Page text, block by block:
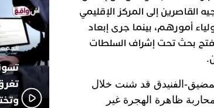
القاصرين إلى المركز الإقليمي
أمورهم، بينما جرى إبعاد
فتح بحث تحت إشراف السلطات
الفنيدق قد شنت خلال
ظاهرة الهجرة غير
23:18ترسيخا
فعاليات
بمركز
الجمعة 26 ديسمبر